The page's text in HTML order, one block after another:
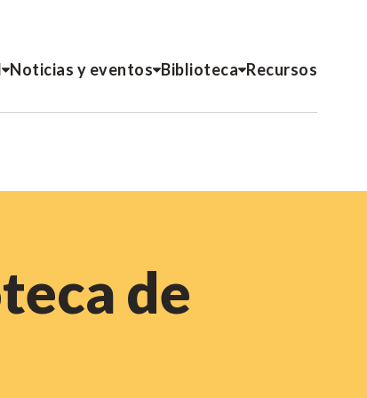
Noticias y eventos Biblioteca Recursos
de